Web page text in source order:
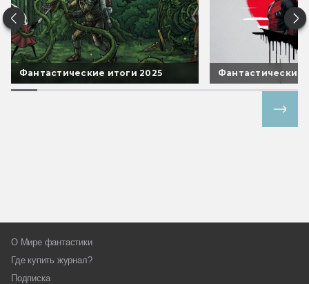
Фантастические итоги 2025 Фантастические
О Мире фантастики
Где купить журнал?
Подписка